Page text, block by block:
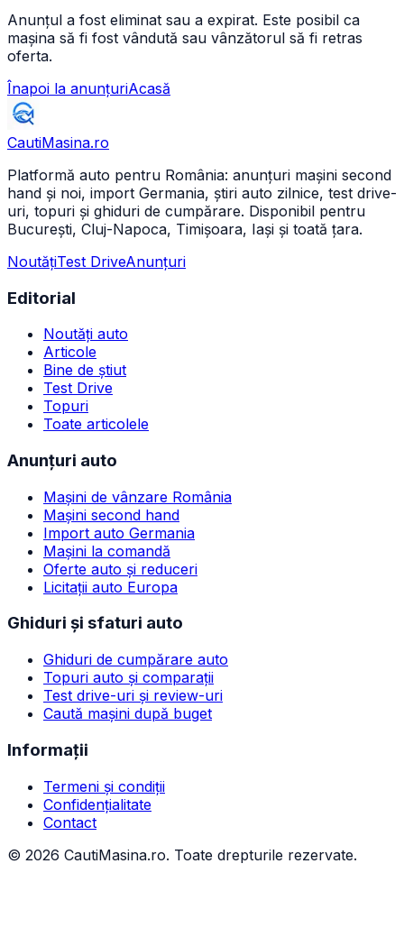
Anunțul a fost eliminat sau a expirat. Este posibil ca
mașina să fi fost vândută sau vânzătorul să fi retras
oferta.
Înapoi la anunțuriAcasă
CautiMasina.ro
Platformă auto pentru România: anunțuri mașini second
hand și noi, import Germania, știri auto zilnice, test drive-
uri, topuri și ghiduri de cumpărare. Disponibil pentru
București, Cluj-Napoca, Timișoara, Iași și toată țara.
NoutățiTest DriveAnunțuri
Editorial
Noutăți auto
Articole
Bine de știut
Test Drive
Topuri
Toate articolele
Anunțuri auto
Mașini de vânzare România
Mașini second hand
Import auto Germania
Mașini la comandă
Oferte auto și reduceri
Licitații auto Europa
Ghiduri și sfaturi auto
Ghiduri de cumpărare auto
Topuri auto și comparații
Test drive-uri și review-uri
Caută mașini după buget
Informații
Termeni și condiții
Confidențialitate
Contact
© 2026 CautiMasina.ro. Toate drepturile rezervate.